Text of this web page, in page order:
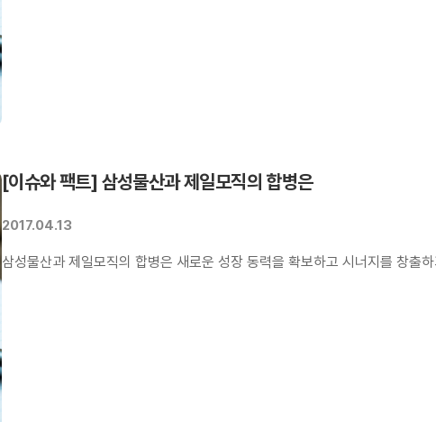
[이슈와 팩트] 삼성물산과 제일모직의 합병은
2017.04.13
삼성물산과 제일모직의 합병은 새로운 성장 동력을 확보하고 시너지를 창출